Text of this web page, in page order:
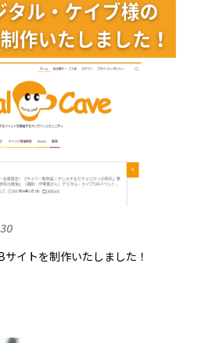
イトを制作いたしました！